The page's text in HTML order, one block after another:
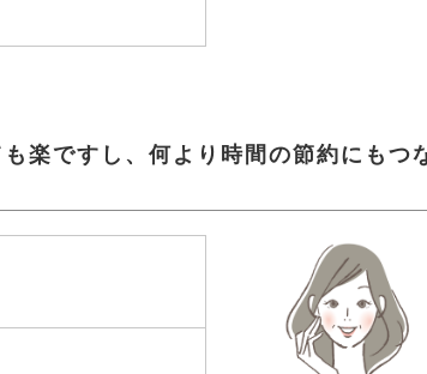
楽ですし、何より時間の節約にもつ